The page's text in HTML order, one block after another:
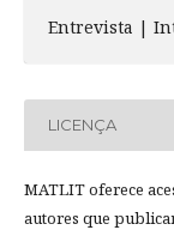
Entrevista |
LICENÇA
MATLIT oferece
autores que